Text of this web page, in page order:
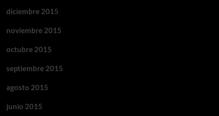
diciembre 2015
noviembre 2015
octubre 2015
septiembre 2015
agosto 2015
junio 2015